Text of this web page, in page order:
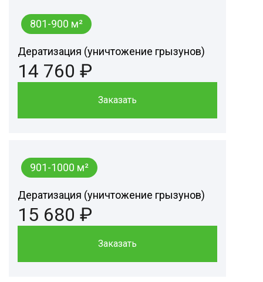
801-900 м²
Дератизация (уничтожение грызунов)
14 760 ₽
Заказать
901-1000 м²
Дератизация (уничтожение грызунов)
15 680 ₽
Заказать